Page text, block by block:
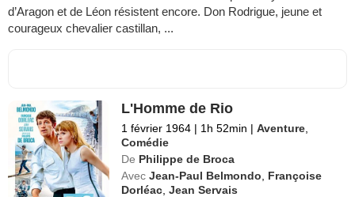
d’Aragon et de Léon résistent encore. Don Rodrigue, jeune et
courageux chevalier castillan, ...
L'Homme de Rio
1 février 1964 | 1h 52min | Aventure
Comédie
De Philippe de Broca
Avec Jean-Paul Belmondo
Françoise
Dorléac ,Jean Servais